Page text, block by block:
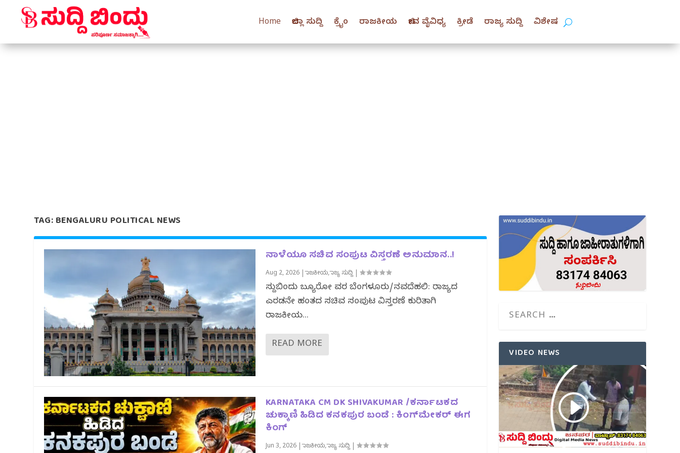
Home ಜಿಲ್ಲಾ ಸುದ್ದಿ ಕ್ರೈಂ ರಾಜಕೀಯ ಜೀವ ವೈವಿಧ್ಯ ಕ್ರೀಡೆ ರಾಜ್ಯ ಸುದ್ದಿ ವಿಶೇಷ
TAG:BENGALURU POLITICAL NEWS
ನಾಳೆಯೂ ಸಚಿವ ಸಂಪುಟ ವಿಸ್ತರಣೆ ಅನುಮಾನ..!
Aug 2, 2026|ರಾಜಕೀಯ,ರಾಜ್ಯ ಸುದ್ದಿ|
ಸುದ್ದಿಬಿಂದು ಬ್ಯೂರೋ ವರದಿ ಬೆಂಗಳೂರು/ನವದೆಹಲಿ: ರಾಜ್ಯದ
ಎರಡನೇ ಹಂತದ ಸಚಿವ ಸಂಪುಟ ವಿಸ್ತರಣೆ ಕುರಿತಾಗಿ
ರಾಜಕೀಯ...
READ MORE
KARNATAKA CM DK SHIVAKUMAR /ಕರ್ನಾಟಕದ
ಚುಕ್ಕಾಣಿ ಹಿಡಿದ ಕನಕಪುರ ಬಂಡೆ : ಕಿಂಗ್‌ಮೇಕರ್ ಈಗ
ಕಿಂಗ್
Jun 3, 2026|ರಾಜಕೀಯ,ರಾಜ್ಯ ಸುದ್ದಿ|
VIDEO NEWS